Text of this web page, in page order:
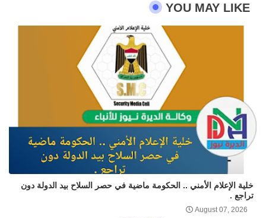
YOU MAY LIKE
خلية الإعلام الأمني .. الحكومة ماضية في حصر السلاح بيد الدولة دون
تراجع .
August 07, 2026